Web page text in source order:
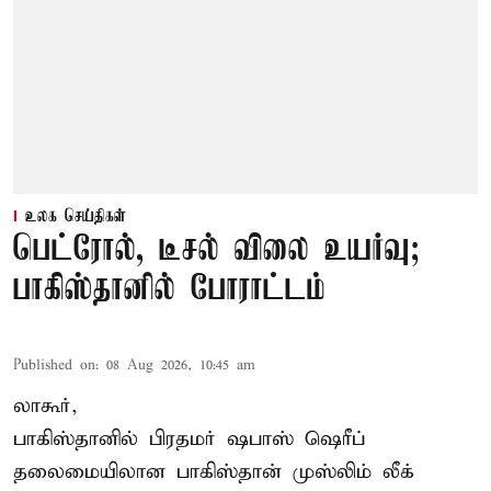
உலக செய்திகள்
பெட்ரோல், டீசல் விலை உயர்வு;
பாகிஸ்தானில் போராட்டம்
Published on: 08 Aug 2026, 10:45 am
லாகூர்,
பாகிஸ்தானில் பிரதமர் ஷபாஸ் ஷெரீப்
தலைமையிலான பாகிஸ்தான் முஸ்லிம் லீக்